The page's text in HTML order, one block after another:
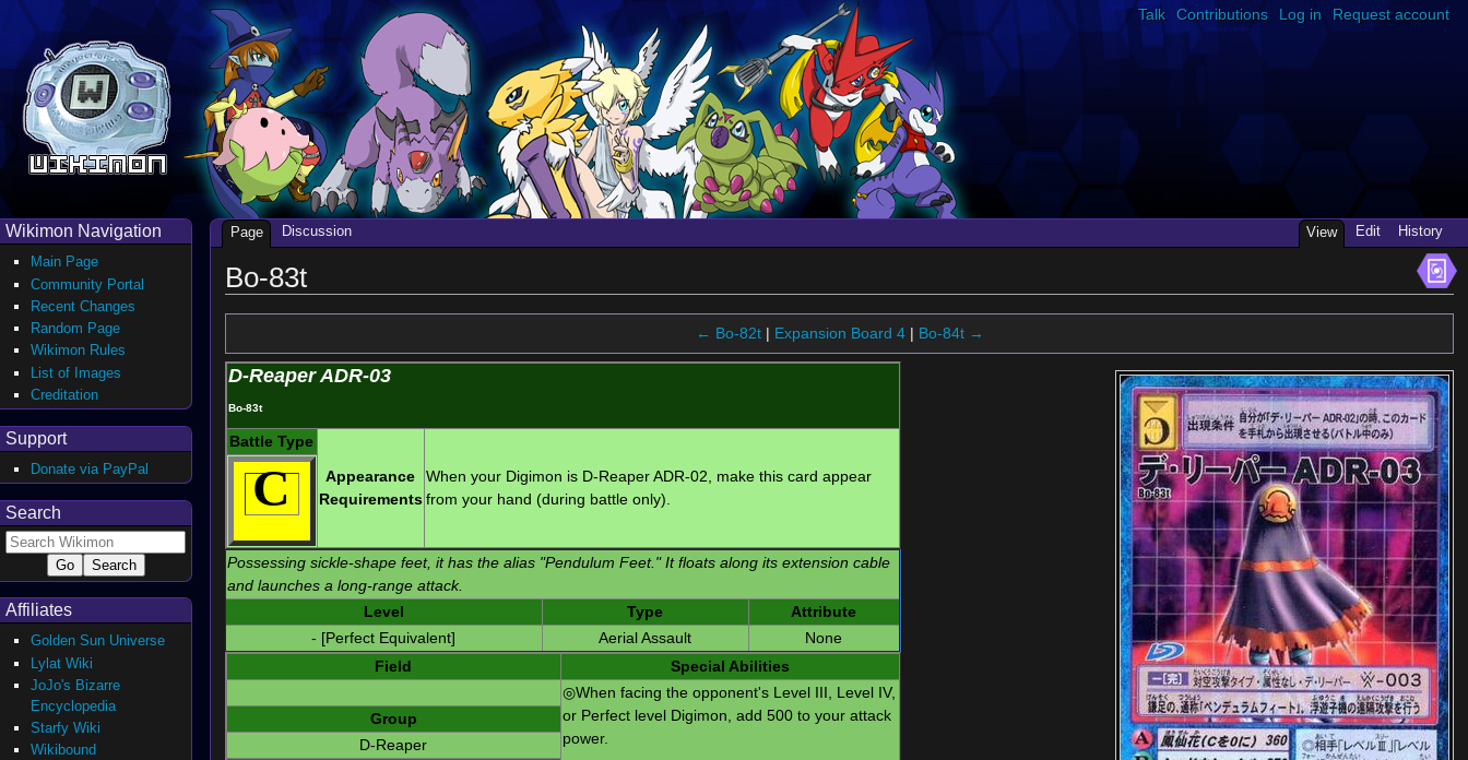
Bo-83t
← Bo-82t| Expansion Board 4| Bo-84t →
D-Reaper ADR-03
Bo-83t
Battle Type
Appearance
Requirements
When your Digimon is D-Reaper ADR-02, make this card appear
from your hand (during battle only).
C
Possessing sickle-shape feet, it has the alias "Pendulum Feet." It floats along its extension cable
and launches a long-range attack.
Level
Type
Attribute
- [Perfect Equivalent]
Aerial Assault
None
Field
Special Abilities
◎When facing the opponent's Level III, Level IV,
or Perfect level Digimon, add 500 to your attack
power.
Group
D-Reaper
Talk Contributions Log in Request account
Page Discussion View Edit History
Wikimon Navigation
Main Page
Community Portal
Recent Changes
Random Page
Wikimon Rules
List of Images
Creditation
Support
Donate via PayPal
Search
Affiliates
Golden Sun Universe
Lylat Wiki
JoJo's Bizarre
Encyclopedia
Starfy Wiki
Wikibound